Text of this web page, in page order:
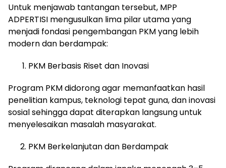
Untuk menjawab tantangan tersebut, MPP
ADPERTISI mengusulkan lima pilar utama yang
menjadi fondasi pengembangan PKM yang lebih
modern dan berdampak:
PKM Berbasis Riset dan Inovasi
Program PKM didorong agar memanfaatkan hasil
penelitian kampus, teknologi tepat guna, dan inovasi
sosial sehingga dapat diterapkan langsung untuk
menyelesaikan masalah masyarakat.
PKM Berkelanjutan dan Berdampak